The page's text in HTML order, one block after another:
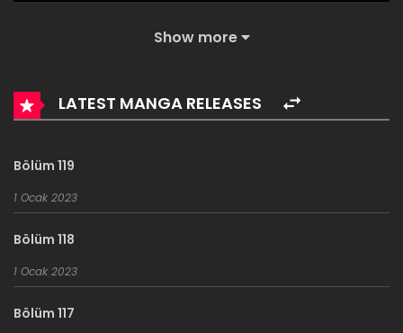
boşanacağım!” Xia Xia, Xiaoman’ın beline yaslandı. Anne,
bebek çantası bavulları mutlu bir şekilde sürükledi.
Show more
LATEST MANGA RELEASES
Bölüm 119
1 Ocak 2023
Bölüm 118
1 Ocak 2023
Bölüm 117